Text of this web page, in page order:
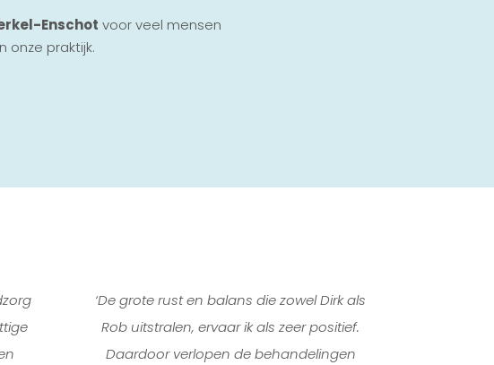
Enschot voor veel mensen
onze praktijk.
‘De grote rust en balans die zowel Dirk als
Rob uitstralen, ervaar ik als zeer positief.
Daardoor verlopen de behandelingen